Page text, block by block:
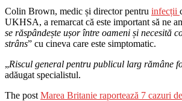
Colin Brown, medic și director pentru infecții
UKHSA, a remarcat că este important să ne
se răspândește ușor între oameni și necesită
strâns” cu cineva care este simptomatic.
„Riscul general pentru publicul larg rămâne
adăugat specialistul.
The post Marea Britanie raportează 7 cazuri